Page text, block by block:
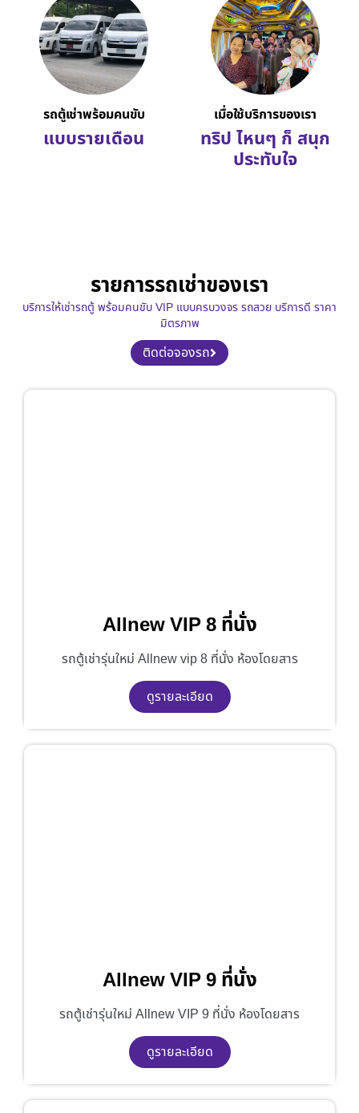
รถตู้เช่าพร้อมคนขับ
แบบรายเดือน
เมื่อใช้บริการของเรา
ทริป ไหนๆ ก็ สนุก
ประทับใจ
รายการรถเช่าของเรา
บริการให้เช่ารถตู้ พร้อมคนขับ VIP แบบครบวงจร รถสวย บริการดี ราคา
มิตรภาพ
ติดต่อจองรถ
Allnew VIP 8 ที่นั่ง
รถตู้เช่ารุ่นใหม่ Allnew vip 8 ที่นั่ง ห้องโดยสาร
ดูรายละเอียด
Allnew VIP 9 ที่นั่ง
รถตู้เช่ารุ่นใหม่ Allnew VIP 9 ที่นั่ง ห้องโดยสาร
ดูรายละเอียด